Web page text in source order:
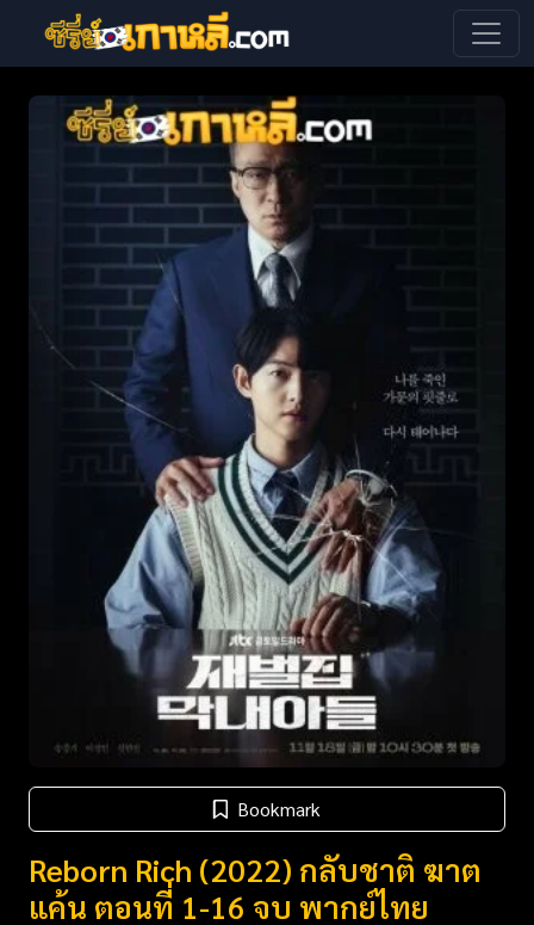
Bookmark
Reborn Rich (2022) กลับชาติ ฆาต
แค้น ตอนที่ 1-16 จบ พากย์ไทย